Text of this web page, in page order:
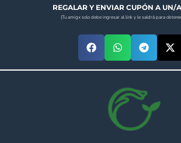
REGALAR Y ENVIAR CUPÓN A UN/
(Tu amigx solo debe ingresar al link y le saldrá para